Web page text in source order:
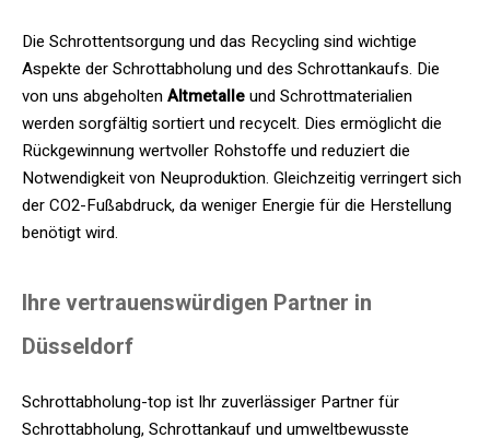
Die Schrottentsorgung und das Recycling sind wichtige
Aspekte der Schrottabholung und des Schrottankaufs. Die
von uns abgeholtenAltmetalleund Schrottmaterialien
werden sorgfältig sortiert und recycelt. Dies ermöglicht die
Rückgewinnung wertvoller Rohstoffe und reduziert die
Notwendigkeit von Neuproduktion. Gleichzeitig verringert sich
der CO2-Fußabdruck, da weniger Energie für die Herstellung
benötigt wird.
Ihre vertrauenswürdigen Partner in
Düsseldorf
Schrottabholung-top ist Ihr zuverlässiger Partner für
Schrottabholung, Schrottankauf und umweltbewusste